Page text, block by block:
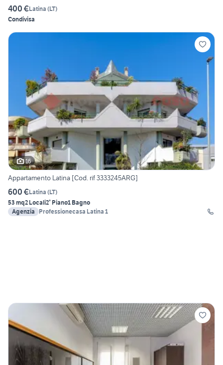
400 €Latina (LT)
Condivisa
16
Appartamento Latina [Cod. rif 3333245ARG]
600 €Latina (LT)
53 mq2 Locali2° Piano1 Bagno
Agenzia
Professionecasa Latina 1